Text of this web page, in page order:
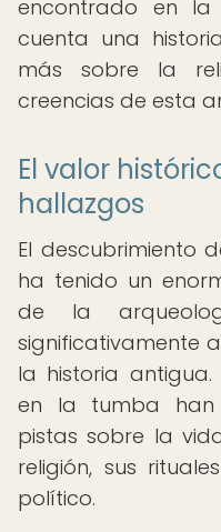
encontrado en la
cuenta una
más sobre la
creencias de esta
El valor
hallazgos
El descubrimiento
ha tenido un
de la
significativamente
la historia
en la tumba han
pistas sobre la
religión, sus
político.